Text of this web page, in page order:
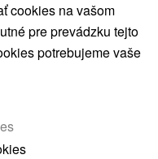
cookies na vašom
pre prevádzku tejto
potrebujeme vaše